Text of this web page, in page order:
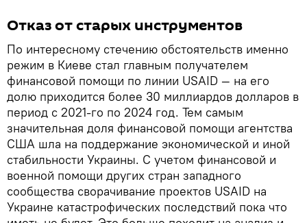
Отказ от старых инструментов
По интересному стечению обстоятельств именно
режим в Киеве стал главным получателем
финансовой помощи по линии USAID — на его
долю приходится более 30 миллиардов долларов в
период с 2021-го по 2024 год. Тем самым
значительная доля финансовой помощи агентства
США шла на поддержание экономической и иной
стабильности Украины. С учетом финансовой и
военной помощи других стран западного
сообщества сворачивание проектов USAID на
Украине катастрофических последствий пока что